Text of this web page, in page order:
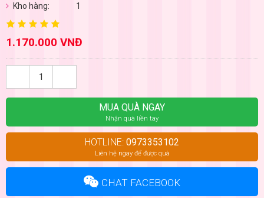
Kho hàng:
1
1.170.000 VNĐ
MUA QUÀ NGAY
Nhận quà liền tay
HOTLINE: 0973353102
Liên hệ ngay để được quà
CHAT FACEBOOK